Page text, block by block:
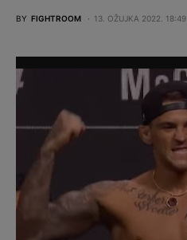
BY FIGHTROOM 13. OŽUJKA 2022. 18:49